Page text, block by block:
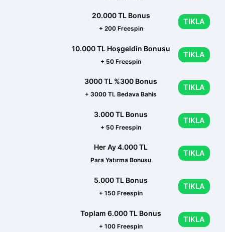
20.000 TL Bonus
+ 200 Freespin
TIKLA
10.000 TL Hoşgeldin Bonusu
+ 50 Freespin
TIKLA
3000 TL %300 Bonus
+ 3000 TL Bedava Bahis
TIKLA
3.000 TL Bonus
+ 50 Freespin
TIKLA
Her Ay 4.000 TL
Para Yatırma Bonusu
TIKLA
5.000 TL Bonus
+ 150 Freespin
TIKLA
Toplam 6.000 TL Bonus
+ 100 Freespin
TIKLA